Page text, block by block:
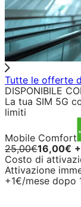
Tutte le offerte
DISPONIBILE
La tua SIM 5G
limiti
Mobile Comfort
25,00€16,00€
Costo di
Attivazione
+1€/mese dopo